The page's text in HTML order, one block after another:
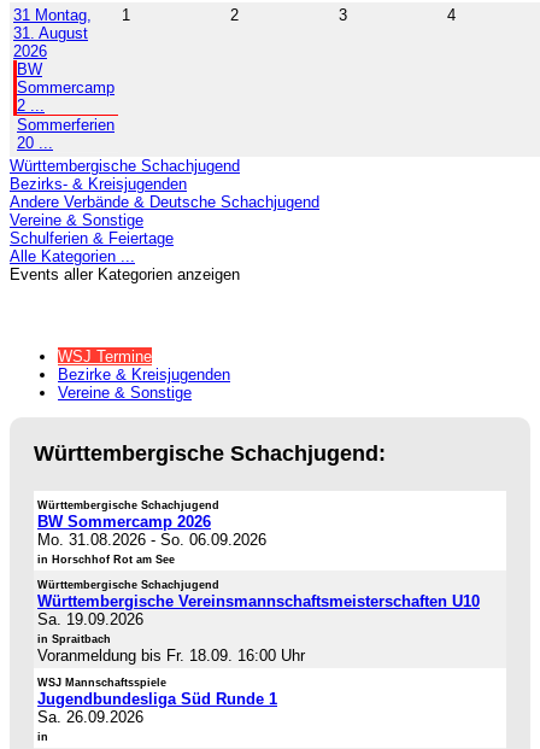
31 Montag,
31. August
2026
BW
Sommercamp
2 ...
Sommerferien
20 ...
1 2 3 4
Württembergische Schachjugend
Bezirks- & Kreisjugenden
Andere Verbände & Deutsche Schachjugend
Vereine & Sonstige
Schulferien & Feiertage
Alle Kategorien ...
Events aller Kategorien anzeigen
WSJ Termine
Bezirke & Kreisjugenden
Vereine & Sonstige
Württembergische Schachjugend:
Württembergische Schachjugend
BW Sommercamp 2026
Mo. 31.08.2026 - So. 06.09.2026
in Horschhof Rot am See
Württembergische Schachjugend
Württembergische Vereinsmannschaftsmeisterschaften U10
Sa. 19.09.2026
in Spraitbach
Voranmeldung bis Fr. 18.09. 16:00 Uhr
WSJ Mannschaftsspiele
Jugendbundesliga Süd Runde 1
Sa. 26.09.2026
in